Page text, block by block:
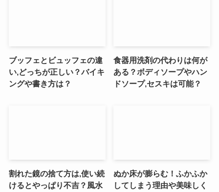
ブッフェとビュッフェの違
い,どっちが正しい？バイキ
ングや書き方は？
食器用洗剤の代わりは何が
ある？ボディソープやハン
ドソープ,セスキは可能？
割れた鏡の捨て方は,使い続
けるとやっぱり不吉？風水
ぬか床が膨らむ！ふかふか
してしまう理由や美味しく